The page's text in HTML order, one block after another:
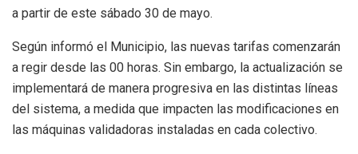
a partir de este sábado 30 de mayo.
Según informó el Municipio, las nuevas tarifas comenzarán
a regir desde las 00 horas. Sin embargo, la actualización se
implementará de manera progresiva en las distintas líneas
del sistema, a medida que impacten las modificaciones en
las máquinas validadoras instaladas en cada colectivo.